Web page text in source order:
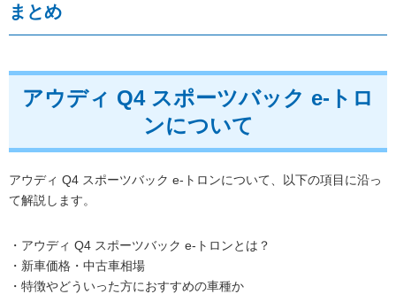
まとめ
アウディ Q4 スポーツバック e-トロ
ンについて
アウディ Q4 スポーツバック e-トロンについて、以下の項目に沿っ
て解説します。
・アウディ Q4 スポーツバック e-トロンとは？
・新車価格・中古車相場
・特徴やどういった方におすすめの車種か